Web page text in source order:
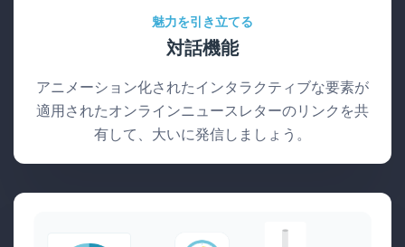
魅力を引き立てる
対話機能
アニメーション化されたインタラクティブな要素が
適用されたオンラインニュースレターのリンクを共
有して、大いに発信しましょう。